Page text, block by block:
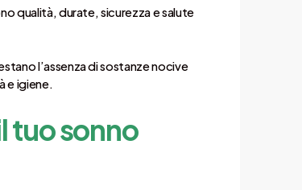
qualità, durate, sicurezza e salute
l’assenza di sostanze nocive
e igiene.
tuo sonno